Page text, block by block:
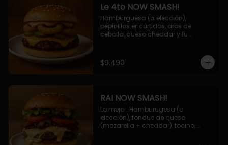
Le 4to NOW SMASH!
Hamburguesa (a elección),
pepinillos encurtidos, aros de
cebolla, queso cheddar y tu
$9.490
RAI NOW SMASH!
Lo mejor: Hamburugesa (a
elección), fondue de queso
(mozarella + cheddar), tocino,